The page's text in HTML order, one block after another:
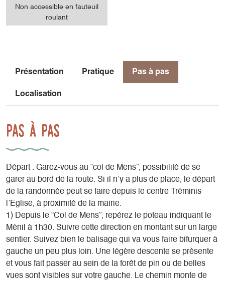
Non accessible en fauteuil
roulant
Présentation Pratique Pas à pas
Localisation
Pas à pas
Départ : Garez-vous au “col de Mens”, possibilité de se
garer au bord de la route. Si il n’y a plus de place, le départ
de la randonnée peut se faire depuis le centre Tréminis
l’Eglise, à proximité de la mairie.
1) Depuis le “Col de Mens”, repérez le poteau indiquant le
Ménil à 1h30. Suivre cette direction en montant sur un large
sentier. Suivez bien le balisage qui va vous faire bifurquer à
gauche un peu plus loin. Une légère descente se présente
et vous fait passer au sein de la forêt de pin ou de belles
vues sont visibles sur votre gauche. Le chemin monte de